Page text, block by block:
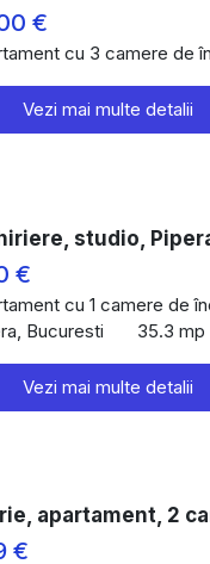
€
cu 3 camere de
Vezi mai multe detalii
studio,
€
cu 1 camere de
Bucuresti
35.3 mp
Vezi mai multe detalii
apartament, 2
€